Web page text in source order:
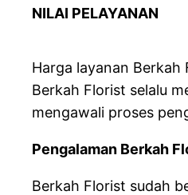
NILAI PELAYANAN
Harga layanan
Berkah Florist selalu
mengawali proses
Pengalaman Berkah
Berkah Florist sudah